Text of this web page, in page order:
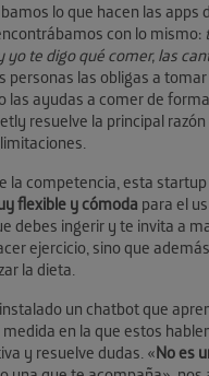
lo que hacen las apps
con lo mismo:
yo te digo qué comer, las
personas las obligas a
las ayudas a comer de
resuelve la principal
la competencia, esta
flexible y cómoda para el
debes ingerir y te invita a
ejercicio, sino que
la dieta.
un chatbot que
en la que estos
y resuelve dudas. «No es